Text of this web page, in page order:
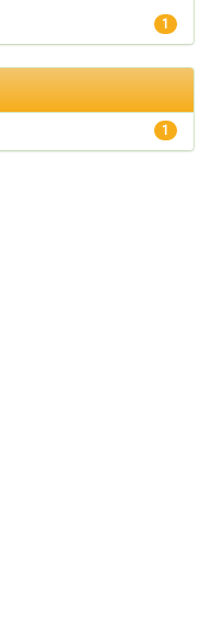
1
1